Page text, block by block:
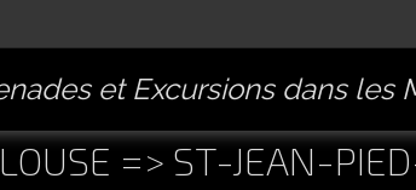
et Excursions dans les
=> ST-JEAN-